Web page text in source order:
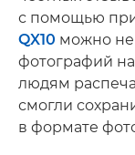
с помощью
QX10 можно не
фотографий
людям
смогли
в формате